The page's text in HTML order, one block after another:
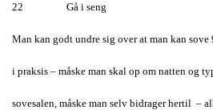
22 Gå i seng
Man kan godt undre sig over at man kan
i praksis – måske man skal op om natten og
sovesalen, måske man selv bidrager hertil –